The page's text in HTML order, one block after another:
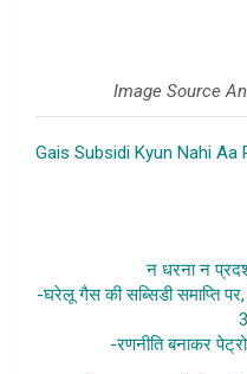
Image Source
Gais Subsidi Kyun Nahi Aa
न धरना न
-घरेलू गैस की सब्सिडी समाप्ति
-रणनीति बनाकर